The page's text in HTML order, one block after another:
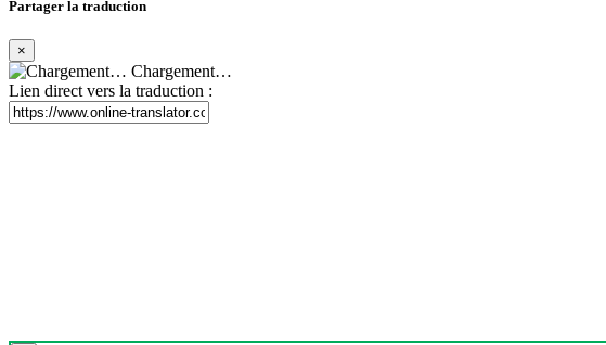
Partager la traduction
×
Chargement…
Lien direct vers la traduction :